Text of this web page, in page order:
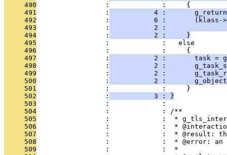
     490
                 :             :     {
     491
                 :
4 :
     492
                 :
6 :       (klass-
     493
                 :
2 :
     494
                 :
           2 :     }
     495
                 :             :   else
     496
                 :             :     {
     497
                 :
2 :       task =
     498
                 :
2 :
     499
                 :
2 :
     500
                 :
2 :
     501
                 :             :     }
     502
                 :
           3 : }
     503
                 :             :
     504
                 :             : /**
     505
:             :  *
     506
:             :  *
     507
:             :  * @result:
     508
:             :  * @error:
     509
                 :             :  *